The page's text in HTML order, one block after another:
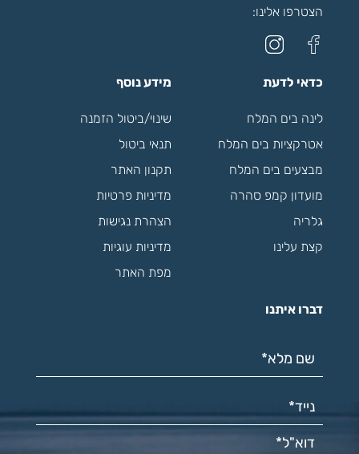
הצטרפו אלינו:
כדאי לדעת
לינה בים המלח
אטרקציות בים המלח
מבצעים בים המלח
מועדון קמפ סהרה
גלריה
קצת עלינו
מידע נוסף
שינוי/ביטול הזמנה
תנאי ביטול
תקנון האתר
מדיניות פרטיות
הצהרת נגישות
מדיניות עוגיות
מפת האתר
דברו איתנו